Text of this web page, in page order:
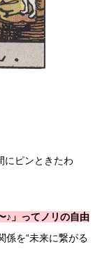
にピンときたわ
♪」ってノリの自由
係を“未来に繋がる